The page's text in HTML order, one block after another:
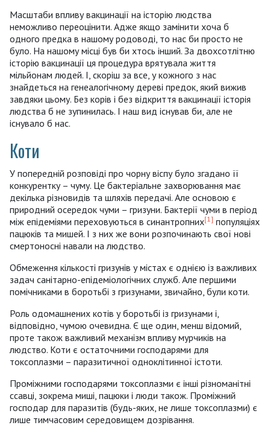
Масштаби впливу вакцинації на історію людства
неможливо переоцінити. Адже якщо замінити хоча б
одного предка в нашому родоводі, то нас би просто не
було. На нашому місці був би хтось інший. За двохсотлітню
історію вакцинації ця процедура врятувала життя
мільйонам людей. І, скоріш за все, у кожного з нас
знайдеться на генеалогічному дереві предок, який вижив
завдяки цьому. Без корів і без відкриття вакцинації історія
людства б не зупинилась. І наш вид існував би, але не
існувало б нас.
Коти
У попередній розповіді про чорну віспу було згадано її
конкурентку – чуму. Це бактеріальне захворювання має
декілька різновидів та шляхів передачі. Але основою є
природний осередок чуми – гризуни. Бактерії чуми в період
між епідеміями переховуються в синантропних[1] популяціях
пацюків та мишей. І з них же вони розпочинають свої нові
смертоносні навали на людство.
Обмеження кількості гризунів у містах є однією із важливих
задач санітарно-епідеміологічних служб. Але першими
помічниками в боротьбі з гризунами, звичайно, були коти.
Роль одомашнених котів у боротьбі із гризунами і,
відповідно, чумою очевидна. Є ще один, менш відомий,
проте також важливий механізм впливу мурчиків на
людство. Коти є остаточними господарями для
токсоплазми – паразитичної одноклітинної істоти.
Проміжними господарями токсоплазми є інші різноманітні
ссавці, зокрема миші, пацюки і люди також. Проміжний
господар для паразитів (будь-яких, не лише токсоплазми) є
лише тимчасовим середовищем дозрівання.